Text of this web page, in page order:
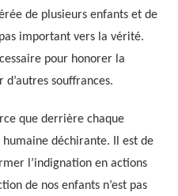
de plusieurs enfants et de
important vers la vérité.
pour honorer la
souffrances.
que derrière chaque
déchirante. Il est de
l’indignation en actions
de nos enfants n’est pas